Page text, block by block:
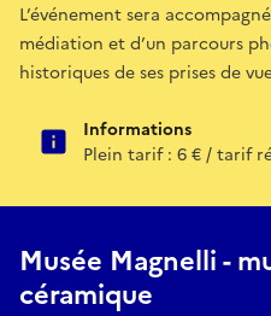
L’événement sera
médiation et d’un parcours
historiques de ses prises de
Informations
Plein tarif : 6 € / tarif
Musée Magnelli -
céramique